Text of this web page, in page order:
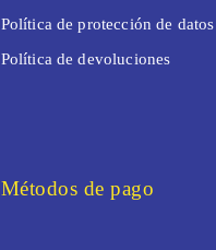
Política de protección de datos
Política de devoluciones
Métodos de pago